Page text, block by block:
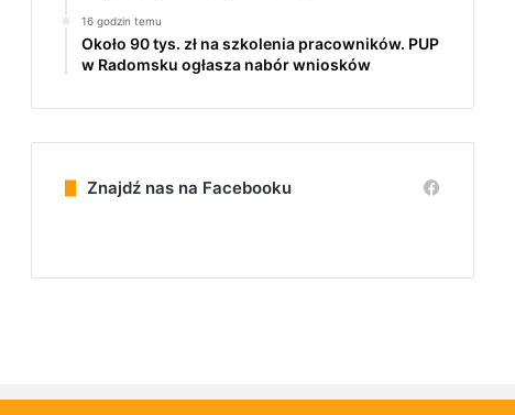
16 godzin temu
Około 90 tys. zł na szkolenia pracowników. PUP
w Radomsku ogłasza nabór wniosków
Znajdź nas na Facebooku